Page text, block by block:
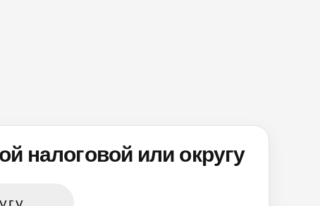
налоговой или округу